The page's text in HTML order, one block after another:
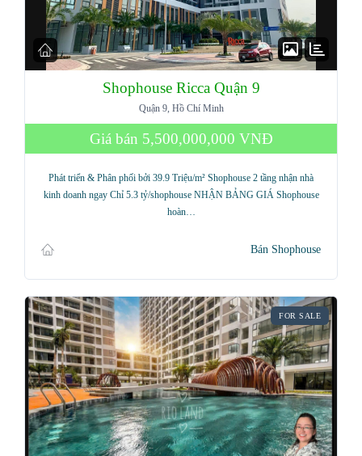
Shophouse Ricca Quận 9
Quận 9, Hồ Chí Minh
Giá bán 5,500,000,000 VNĐ
Phát triển & Phân phối bởi 39.9 Triệu/m² Shophouse 2 tầng nhận nhà
kinh doanh ngay Chỉ 5.3 tỷ/shophouse NHẬN BẢNG GIÁ Shophouse
hoàn…
Bán Shophouse
FOR SALE